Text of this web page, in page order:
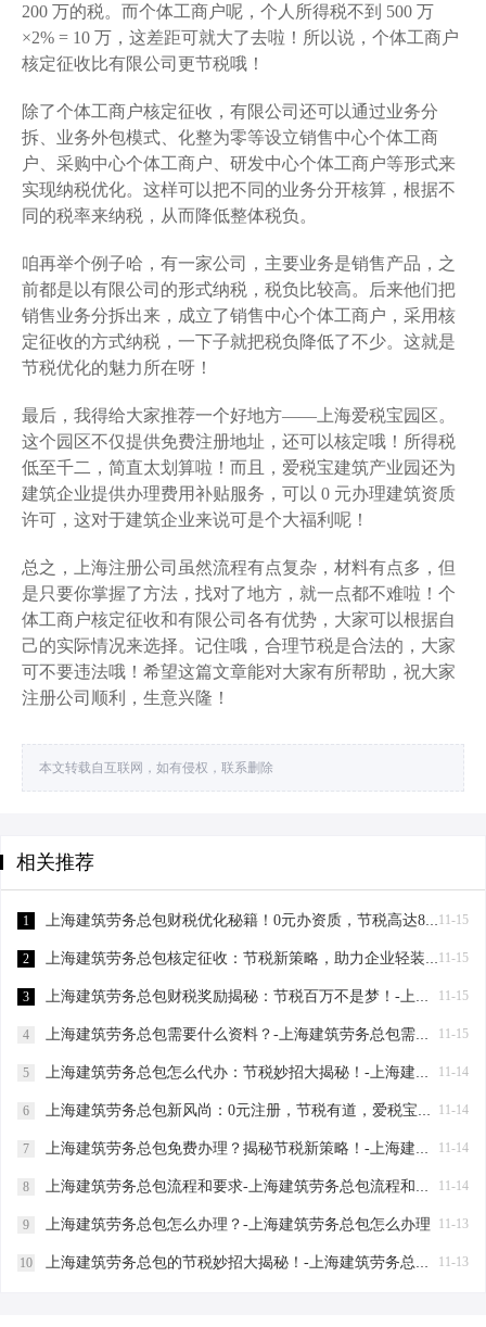
200 万的税。而个体工商户呢，个人所得税不到 500 万
×2% = 10 万，这差距可就大了去啦！所以说，个体工商户
核定征收比有限公司更节税哦！
除了个体工商户核定征收，有限公司还可以通过业务分
拆、业务外包模式、化整为零等设立销售中心个体工商
户、采购中心个体工商户、研发中心个体工商户等形式来
实现纳税优化。这样可以把不同的业务分开核算，根据不
同的税率来纳税，从而降低整体税负。
咱再举个例子哈，有一家公司，主要业务是销售产品，之
前都是以有限公司的形式纳税，税负比较高。后来他们把
销售业务分拆出来，成立了销售中心个体工商户，采用核
定征收的方式纳税，一下子就把税负降低了不少。这就是
节税优化的魅力所在呀！
最后，我得给大家推荐一个好地方——上海爱税宝园区。
这个园区不仅提供免费注册地址，还可以核定哦！所得税
低至千二，简直太划算啦！而且，爱税宝建筑产业园还为
建筑企业提供办理费用补贴服务，可以 0 元办理建筑资质
许可，这对于建筑企业来说可是个大福利呢！
总之，上海注册公司虽然流程有点复杂，材料有点多，但
是只要你掌握了方法，找对了地方，就一点都不难啦！个
体工商户核定征收和有限公司各有优势，大家可以根据自
己的实际情况来选择。记住哦，合理节税是合法的，大家
可不要违法哦！希望这篇文章能对大家有所帮助，祝大家
注册公司顺利，生意兴隆！
本文转载自互联网，如有侵权，联系删除
相关推荐
11-15
1 上海建筑劳务总包财税优化秘籍！0元办资质，节税高达80%-上海建筑劳务总包财税优化
11-15
2 上海建筑劳务总包核定征收：节税新策略，助力企业轻装上阵！-上海建筑劳务总包核定征收
11-15
3 上海建筑劳务总包财税奖励揭秘：节税百万不是梦！-上海建筑劳务总包财税奖励
11-15
4 上海建筑劳务总包需要什么资料？-上海建筑劳务总包需要什么资料
11-14
5 上海建筑劳务总包怎么代办：节税妙招大揭秘！-上海建筑劳务总包怎么代办
11-14
6 上海建筑劳务总包新风尚：0元注册，节税有道，爱税宝助力企业轻装上阵！-上海建筑劳务总包需要到场吗？
11-14
7 上海建筑劳务总包免费办理？揭秘节税新策略！-上海建筑劳务总包免费办理吗？
11-14
8 上海建筑劳务总包流程和要求-上海建筑劳务总包流程和要求
11-13
9 上海建筑劳务总包怎么办理？-上海建筑劳务总包怎么办理
11-13
10 上海建筑劳务总包的节税妙招大揭秘！-上海建筑劳务总包怎么筹划